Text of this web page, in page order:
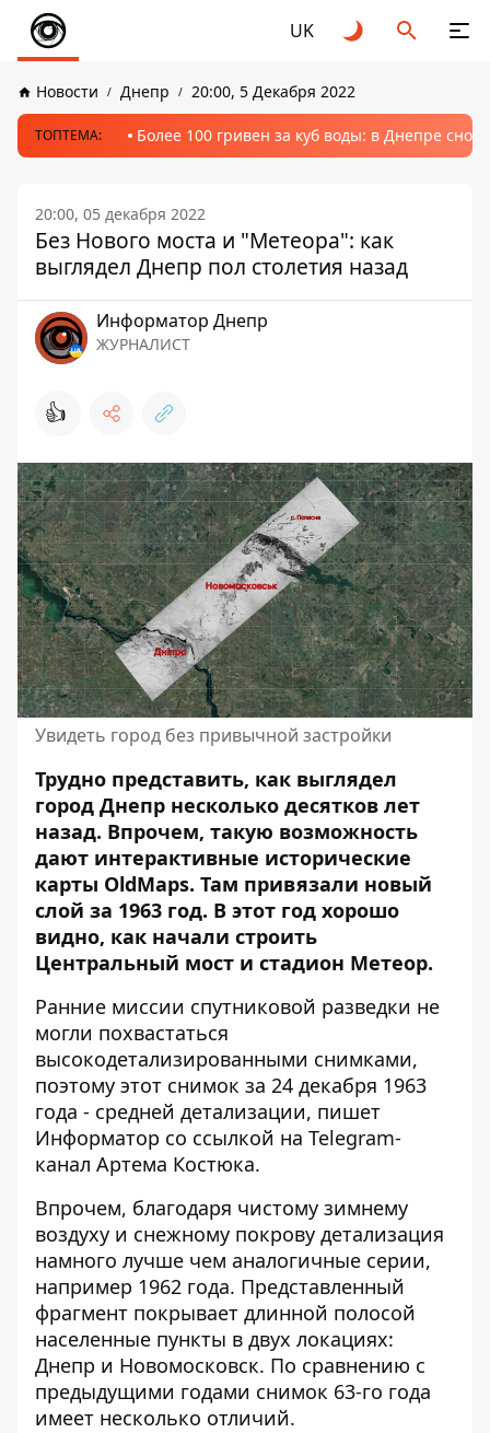
UK
Новости Днепр 20:00, 5 Декабря 2022
ТОПТЕМА: Более 100 гривен за куб воды: в Днепре
20:00, 05 декабря 2022
Без Нового моста и "Метеора": как
выглядел Днепр пол столетия назад
Информатор Днепр
ЖУРНАЛИСТ
👍
Увидеть город без привычной застройки
Трудно представить, как выглядел
город Днепр несколько десятков лет
назад. Впрочем, такую возможность
дают интерактивные исторические
карты OldMaps. Там привязали новый
слой за 1963 год. В этот год хорошо
видно, как начали строить
Центральный мост и стадион Метеор.
Ранние миссии спутниковой разведки не
могли похвастаться
высокодетализированными снимками,
поэтому этот снимок за 24 декабря 1963
года - средней детализации, пишет
Информатор со ссылкой на Telegram-
канал Артема Костюка.
Впрочем, благодаря чистому зимнему
воздуху и снежному покрову детализация
намного лучше чем аналогичные серии,
например 1962 года. Представленный
фрагмент покрывает длинной полосой
населенные пункты в двух локациях:
Днепр и Новомосковск. По сравнению с
предыдущими годами снимок 63-го года
имеет несколько отличий.